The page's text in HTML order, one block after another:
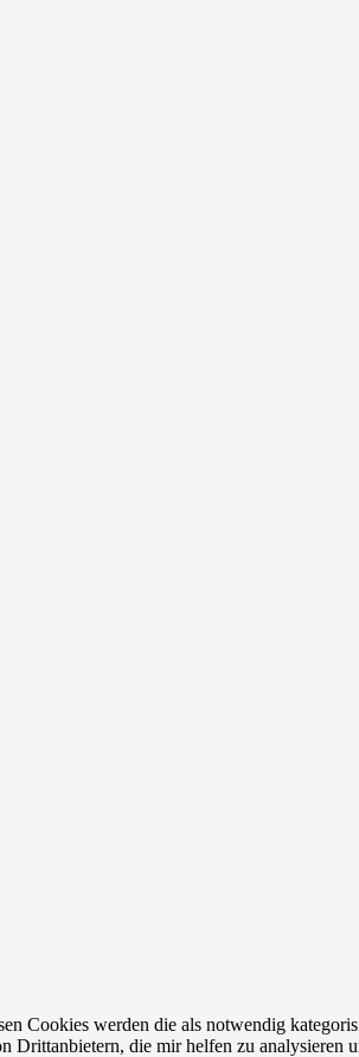
Cookies werden die als notwendig
die mir helfen zu analysieren